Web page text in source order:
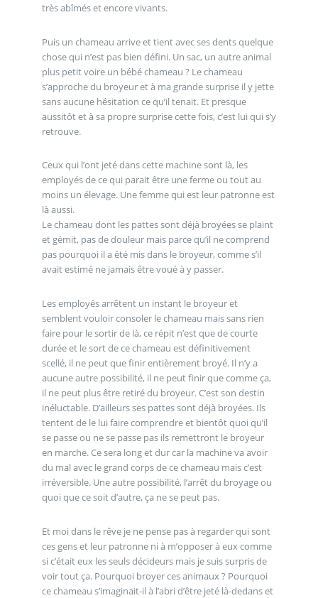
très abîmés et encore vivants.
Puis un chameau arrive et tient avec ses dents quelque
chose qui n’est pas bien défini. Un sac, un autre animal
plus petit voire un bébé chameau ? Le chameau
s’approche du broyeur et à ma grande surprise il y jette
sans aucune hésitation ce qu’il tenait. Et presque
aussitôt et à sa propre surprise cette fois, c’est lui qui s’y
retrouve.
Ceux qui l’ont jeté dans cette machine sont là, les
employés de ce qui parait être une ferme ou tout au
moins un élevage. Une femme qui est leur patronne est
là aussi.
Le chameau dont les pattes sont déjà broyées se plaint
et gémit, pas de douleur mais parce qu’il ne comprend
pas pourquoi il a été mis dans le broyeur, comme s’il
avait estimé ne jamais être voué à y passer.
Les employés arrêtent un instant le broyeur et
semblent vouloir consoler le chameau mais sans rien
faire pour le sortir de là, ce répit n’est que de courte
durée et le sort de ce chameau est définitivement
scellé, il ne peut que finir entièrement broyé. Il n’y a
aucune autre possibilité, il ne peut finir que comme ça,
il ne peut plus être retiré du broyeur. C’est son destin
inéluctable. D’ailleurs ses pattes sont déjà broyées. Ils
tentent de le lui faire comprendre et bientôt quoi qu’il
se passe ou ne se passe pas ils remettront le broyeur
en marche. Ce sera long et dur car la machine va avoir
du mal avec le grand corps de ce chameau mais c’est
irréversible. Une autre possibilité, l’arrêt du broyage ou
quoi que ce soit d’autre, ça ne se peut pas.
Et moi dans le rêve je ne pense pas à regarder qui sont
ces gens et leur patronne ni à m’opposer à eux comme
si c’était eux les seuls décideurs mais je suis surpris de
voir tout ça. Pourquoi broyer ces animaux ? Pourquoi
ce chameau s’imaginait-il à l’abri d’être jeté là-dedans et